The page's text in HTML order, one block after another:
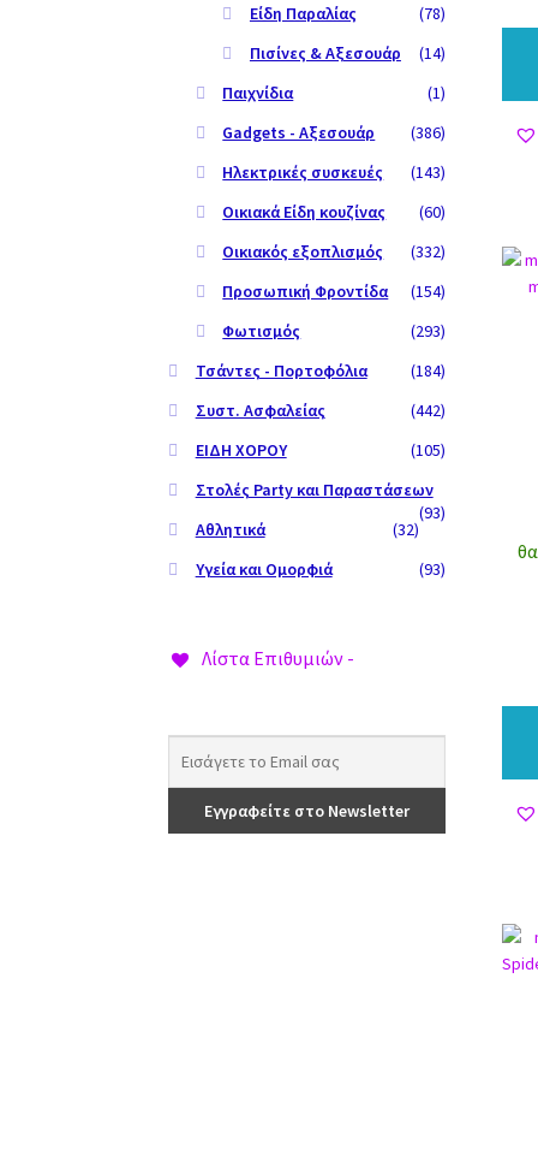
Είδη Παραλίας
(78)
Πισίνες & Αξεσουάρ
(14)
Παιχνίδια
(1)
Gadgets - Αξεσουάρ
(386)
Ηλεκτρικές συσκευές
(143)
Οικιακά Είδη κουζίνας
(60)
Οικιακός εξοπλισμός
(332)
Προσωπική Φροντίδα
(154)
Φωτισμός
(293)
Τσάντες - Πορτοφόλια
(184)
Συστ. Ασφαλείας
(442)
ΕΙΔΗ ΧΟΡΟΥ
(105)
Στολές Party και Παραστάσεων
(93)
Αθλητικά
(32)
Υγεία και Ομορφιά
(93)
Λίστα Επιθυμιών -